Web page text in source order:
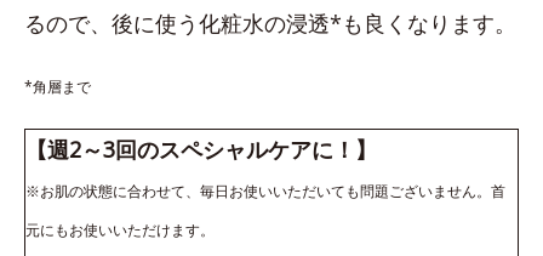
るので、後に使う化粧水の浸透*も良くなります。
*角層まで
【週2～3回のスペシャルケアに！】
※お肌の状態に合わせて、毎日お使いいただいても問題ございません。首
元にもお使いいただけます。